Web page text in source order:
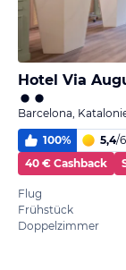
Hotel Via
Barcelona,
100% 5,4/6
40 € Cashback
Flug
Frühstück
Doppelzimmer